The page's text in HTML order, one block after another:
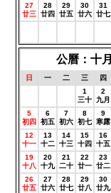
27
廿三
28
廿四
29
廿五
30
廿六
31
廿七
公曆：十月
日 一 二 三 四
1
三十
2
九月
5
初四
6
初五
7
初六
8
初七
9
寒露
12
十一
13
十二
14
十三
15
十四
16
十五
19
十八
20
十九
21
二十
22
廿一
23
廿二
26
廿五
27
廿六
28
廿七
29
廿八
30
廿九